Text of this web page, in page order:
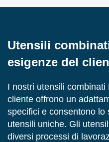
Utensili
esigenze del
I nostri utensili combinati
cliente offrono un
specifici e consentono lo
utensili uniche. Gli
diversi processi di